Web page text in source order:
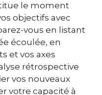
le moment
objectifs avec
vous en listant
écoulée, en
et vos axes
rétrospective
vos nouveaux
votre capacité à